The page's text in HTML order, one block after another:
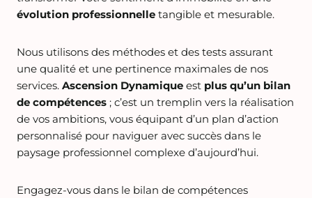
évolution professionnelle tangible et mesurable.
Nous utilisons des méthodes et des tests assurant
une qualité et une pertinence maximales de nos
services. Ascension Dynamique est plus qu’un bilan
de compétences ; c’est un tremplin vers la réalisation
de vos ambitions, vous équipant d’un plan d’action
personnalisé pour naviguer avec succès dans le
paysage professionnel complexe d’aujourd’hui.
Engagez-vous dans le bilan de compétences